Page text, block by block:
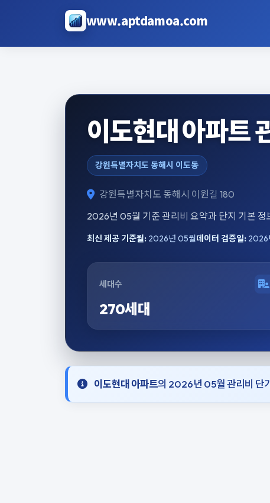
www.aptdamoa.com
이도현대 아파트
강원특별자치도 동해시 이도동
강원특별자치도 동해시 이원길 180
2026년 05월 기준 관리비 요약과 단지 기본 정
최신 제공 기준월:2026년 05월데이터 검증일:2026
세대수
270세대
이도현대 아파트의 2026년 05월 관리비 단